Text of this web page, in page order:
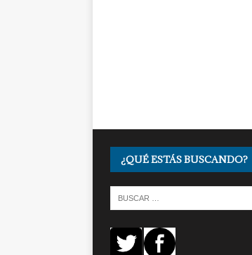
¿QUÉ ESTÁS BUSCANDO?